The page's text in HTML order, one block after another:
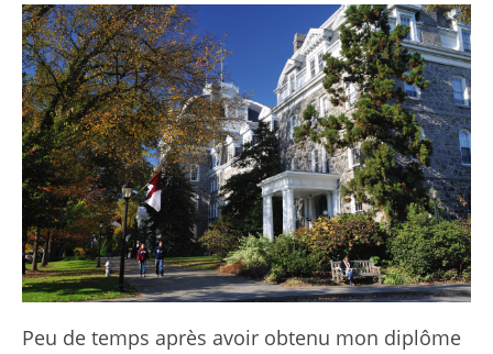
Peu de temps après avoir obtenu mon diplôme